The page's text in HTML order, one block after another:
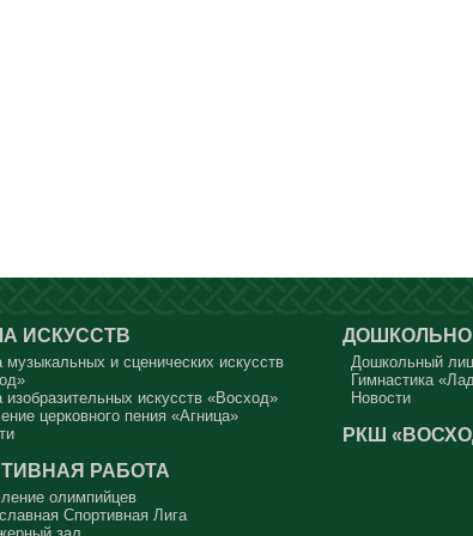
ИСКУССТВ
и сценических искусств
искусств «Восход»
церковного пения «Агница»
РАБОТА
олимпийцев
Спортивная Лига
Дошкольный
Гимнастика
Новости
РКШ